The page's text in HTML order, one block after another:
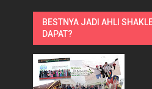
BESTNYA JADI AHLI
DAPAT?